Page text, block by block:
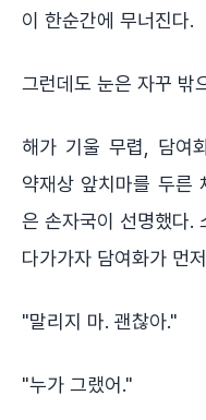
이 한순간에 무너진다.
그런데도 눈은 자꾸 밖
해가 기울 무렵, 담여
약재상 앞치마를 두른
은 손자국이 선명했다.
다가가자 담여화가 먼
"말리지 마. 괜찮아."
"누가 그랬어."